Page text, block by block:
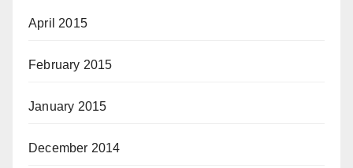
April 2015
February 2015
January 2015
December 2014